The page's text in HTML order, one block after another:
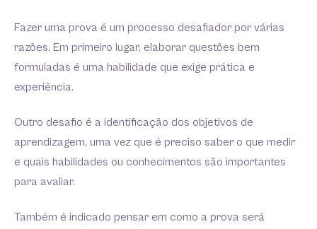
Fazer uma prova é um processo desafiador por várias
razões. Em primeiro lugar, elaborar questões bem
formuladas é uma habilidade que exige prática e
experiência.
Outro desafio é a identificação dos objetivos de
aprendizagem, uma vez que é preciso saber o que medir
e quais habilidades ou conhecimentos são importantes
para avaliar.
Também é indicado pensar em como a prova será